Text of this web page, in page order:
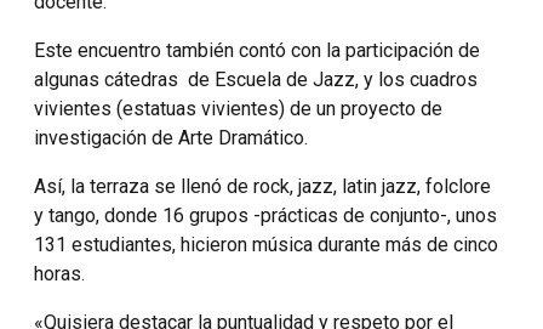
Este encuentro también contó con la participación de
algunas cátedras de Escuela de Jazz, y los cuadros
vivientes (estatuas vivientes) de un proyecto de
investigación de Arte Dramático.
Así, la terraza se llenó de rock, jazz, latin jazz, folclore
y tango, donde 16 grupos -prácticas de conjunto-, unos
131 estudiantes, hicieron música durante más de cinco
horas.
«Quisiera destacar la puntualidad y respeto por el